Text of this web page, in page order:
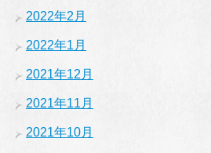
2022年2月
2022年1月
2021年12月
2021年11月
2021年10月